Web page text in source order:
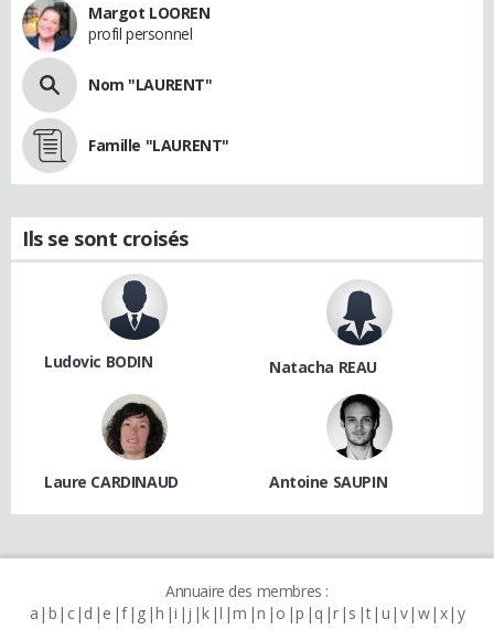
Margot LOOREN
profil personnel
Nom "LAURENT"
Famille "LAURENT"
Ils se sont croisés
Ludovic BODIN Natacha REAU
Laure CARDINAUD Antoine SAUPIN
Annuaire des membres :
a b c d e f g h i j k l m n o p q r s t u v w x y